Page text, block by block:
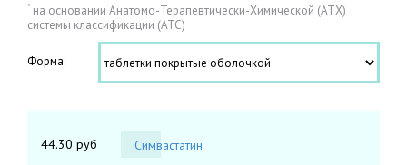
* на основании Анатомо-Терапевтически-Химической (АТХ)
системы классификации (АТС)
Форма:
44.30 руб Симвастатин